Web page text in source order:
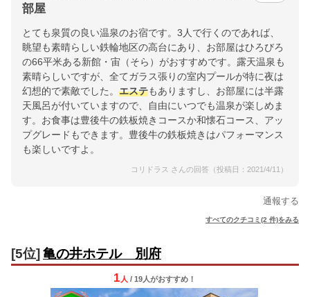
部屋
とても泉質の良い温泉のお宿です。3人で行くのであれば、
眺望も素晴らしい鉄輪地区の高台にあり、お部屋はひろびろ
の66平米ある新館・宙（そら）がおすすめです。露天温泉も
素晴らしいですが、全てガラス張りの室内プールが特に夜は
幻想的で素敵でした。 エステもありますし、お部屋には半露
天風呂が付いていますので、自由にいつでも温泉が楽しめま
す。お食事は豊後牛の鉄板焼きコースか和懐石コース、アッ
プグレードもできます。豊後牛の鉄板焼きはパフォーマンス
も楽しいですよ。
コリドラス さんの回答（投稿日：2021/4/11）
通報する
すべてのクチコミ(2 件)をみる
[5位] 亀の井ホテル 別府
1 人 / 19人がおすすめ！